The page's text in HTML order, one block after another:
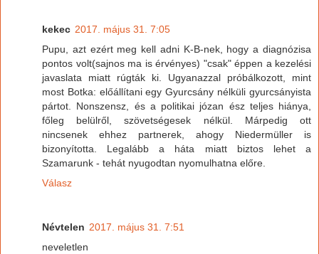
kekec 2017. május 31. 7:05
Pupu, azt ezért meg kell adni K-B-nek, hogy a diagnózisa
pontos volt(sajnos ma is érvényes) "csak" éppen a kezelési
javaslata miatt rúgták ki. Ugyanazzal próbálkozott, mint
most Botka: előállítani egy Gyurcsány nélküli gyurcsányista
pártot. Nonszensz, és a politikai józan ész teljes hiánya,
főleg belülről, szövetségesek nélkül. Márpedig ott
nincsenek ehhez partnerek, ahogy Niedermüller is
bizonyította. Legalább a háta miatt biztos lehet a
Szamarunk - tehát nyugodtan nyomulhatna előre.
Válasz
Névtelen 2017. május 31. 7:51
neveletlen